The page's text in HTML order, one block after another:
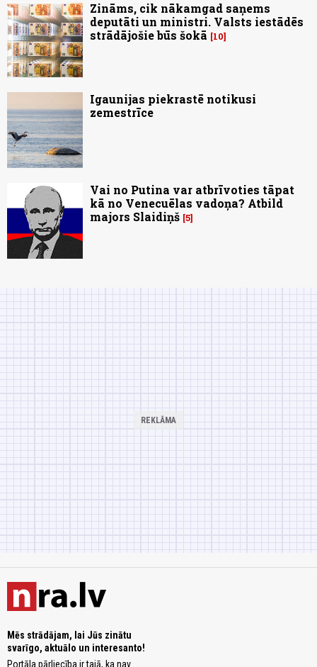
Zināms, cik nākamgad saņems
deputāti un ministri. Valsts iestādēs
strādājošie būs šokā
10
Igaunijas piekrastē notikusi
zemestrīce
Vai no Putina var atbrīvoties tāpat
kā no Venecuēlas vadoņa? Atbild
majors Slaidiņš 5
Mēs strādājam, lai Jūs zinātu
svarīgo, aktuālo un interesanto!
Portāla pārliecība ir tajā, ka nav